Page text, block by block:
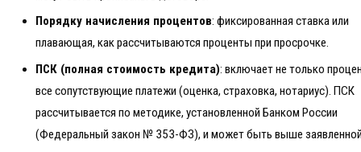
Порядку начисления процентов: фиксированная ставка или
плавающая, как рассчитываются проценты при просрочке.
ПСК (полная стоимость кредита): включает не только
все сопутствующие платежи (оценка, страховка, нотариус). ПСК
рассчитывается по методике, установленной Банком России
(Федеральный закон № 353-ФЗ), и может быть выше